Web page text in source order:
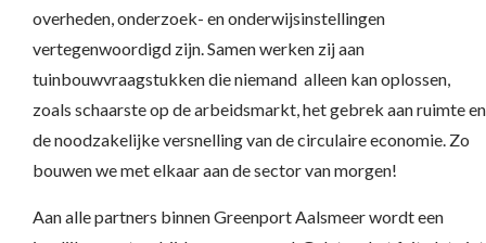
overheden, onderzoek- en onderwijsinstellingen
vertegenwoordigd zijn. Samen werken zij aan
tuinbouwvraagstukken die niemand alleen kan oplossen,
zoals schaarste op de arbeidsmarkt, het gebrek aan ruimte en
de noodzakelijke versnelling van de circulaire economie. Zo
bouwen we met elkaar aan de sector van morgen!
Aan alle partners binnen Greenport Aalsmeer wordt een